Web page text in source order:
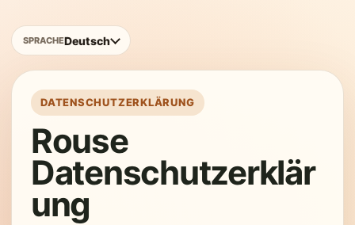
SPRACHEDeutsch
DATENSCHUTZERKLÄRUNG
Rouse
Datenschutzerklär
ung